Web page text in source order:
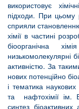
використовує
підходи. При цьому
сприяли становленню
хімії в частині
біоорганічна
низькомолекулярні
активністю. За
нових потенційно
і тематика наукових
та нафтохімії
синтез біоактивних